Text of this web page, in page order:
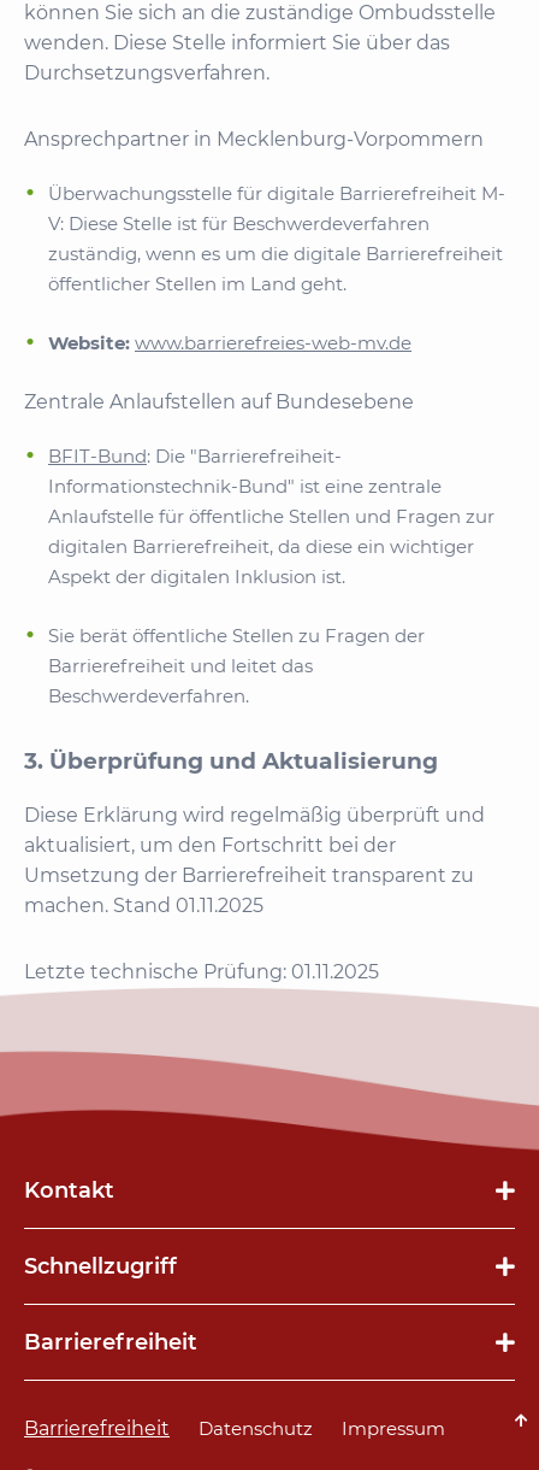
können Sie sich an die zuständige Ombudsstelle
wenden. Diese Stelle informiert Sie über das
Durchsetzungsverfahren.
Ansprechpartner in Mecklenburg-Vorpommern
Überwachungsstelle für digitale Barrierefreiheit M-
V: Diese Stelle ist für Beschwerdeverfahren
zuständig, wenn es um die digitale Barrierefreiheit
öffentlicher Stellen im Land geht.
Website: www.barrierefreies-web-mv.de
Zentrale Anlaufstellen auf Bundesebene
BFIT-Bund: Die "Barrierefreiheit-
Informationstechnik-Bund" ist eine zentrale
Anlaufstelle für öffentliche Stellen und Fragen zur
digitalen Barrierefreiheit, da diese ein wichtiger
Aspekt der digitalen Inklusion ist.
Sie berät öffentliche Stellen zu Fragen der
Barrierefreiheit und leitet das
Beschwerdeverfahren.
3. Überprüfung und Aktualisierung
Diese Erklärung wird regelmäßig überprüft und
aktualisiert, um den Fortschritt bei der
Umsetzung der Barrierefreiheit transparent zu
machen. Stand 01.11.2025
Letzte technische Prüfung: 01.11.2025
Kontakt
Schnellzugriff
überspringen
Barrierefreiheit
überspringen
Navigation
Barrierefreiheit Datenschutz Impressum